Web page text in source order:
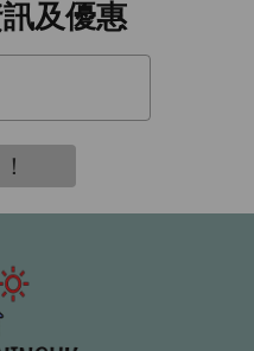
及優惠